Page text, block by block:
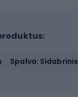
Spalva: Sidabrinis